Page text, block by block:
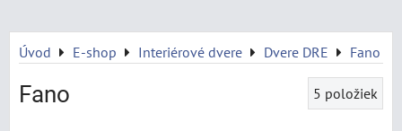
Úvod E-shop Interiérové dvere Dvere DRE Fano
Fano 5 položiek